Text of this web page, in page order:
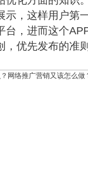
，这样用户第
，进而这个
优先发布的准则